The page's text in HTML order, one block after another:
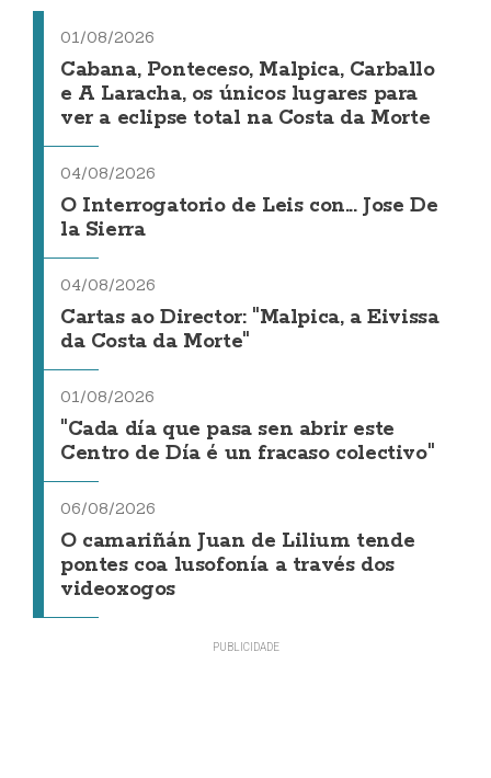
01/08/2026
Cabana, Ponteceso, Malpica, Carballo
e A Laracha, os únicos lugares para
ver a eclipse total na Costa da Morte
04/08/2026
O Interrogatorio de Leis con... Jose De
la Sierra
04/08/2026
Cartas ao Director: "Malpica, a Eivissa
da Costa da Morte"
01/08/2026
"Cada día que pasa sen abrir este
Centro de Día é un fracaso colectivo"
06/08/2026
O camariñán Juan de Lilium tende
pontes coa lusofonía a través dos
videoxogos